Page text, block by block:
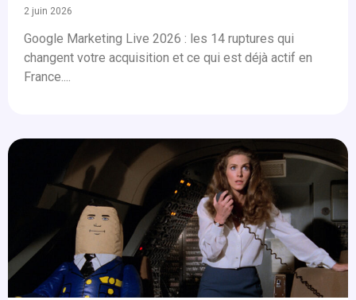
2 juin 2026
Google Marketing Live 2026 : les 14 ruptures qui
changent votre acquisition et ce qui est déjà actif en
France....